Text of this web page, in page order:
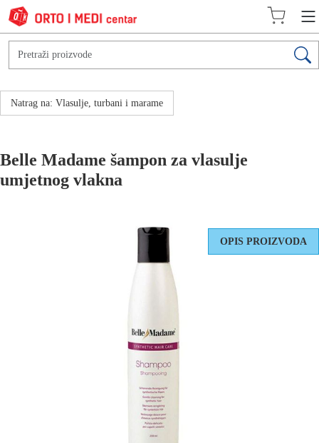
Natrag na: Vlasulje, turbani i marame
Belle Madame šampon za vlasulje
umjetnog vlakna
OPIS PROIZVODA